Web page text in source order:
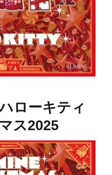
ローキティ
ス2025